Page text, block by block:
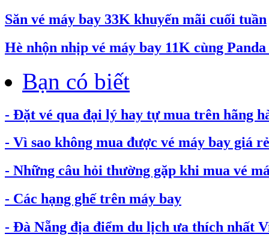
Săn vé máy bay 33K khuyến mãi cuối tuần
Hè nhộn nhịp vé máy bay 11K cùng
Bạn có biết
- Đặt vé qua đại lý hay tự mua trên hãng
- Vì sao không mua được vé máy bay giá
- Những câu hỏi thường gặp khi mua vé
- Các hạng ghế trên máy bay
- Đà Nẵng địa điểm du lịch ưa thích nhất